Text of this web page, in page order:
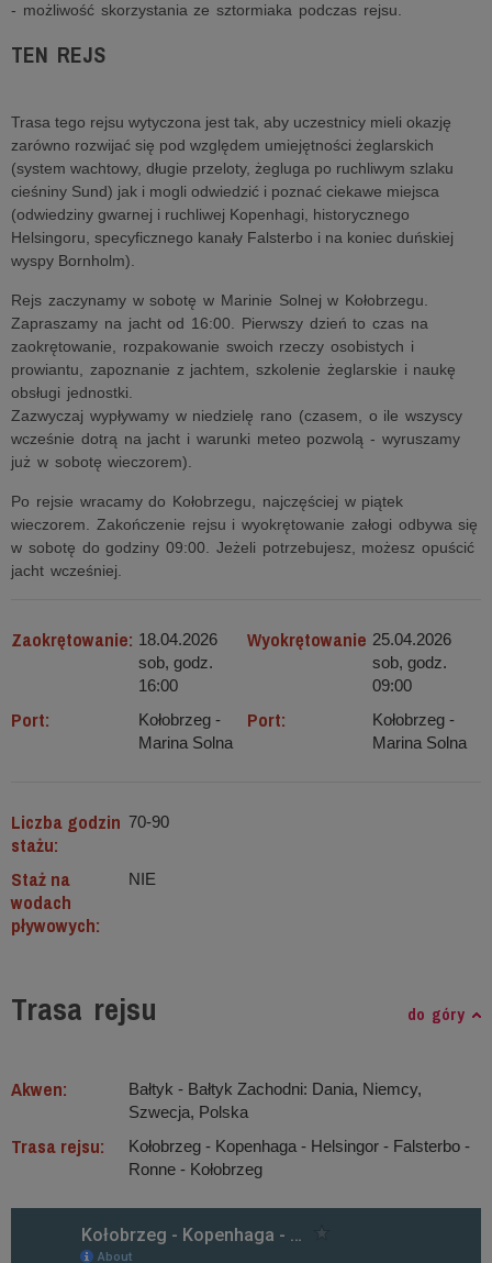
- możliwość skorzystania ze sztormiaka podczas rejsu.
TEN REJS
Trasa tego rejsu wytyczona jest tak, aby uczestnicy mieli okazję
zarówno rozwijać się pod względem umiejętności żeglarskich
(system wachtowy, długie przeloty, żegluga po ruchliwym szlaku
cieśniny Sund) jak i mogli odwiedzić i poznać ciekawe miejsca
(odwiedziny gwarnej i ruchliwej Kopenhagi, historycznego
Helsingoru, specyficznego kanały Falsterbo i na koniec duńskiej
wyspy Bornholm).
Rejs zaczynamy w sobotę w Marinie Solnej w Kołobrzegu.
Zapraszamy na jacht od 16:00. Pierwszy dzień to czas na
zaokrętowanie, rozpakowanie swoich rzeczy osobistych i
prowiantu, zapoznanie z jachtem, szkolenie żeglarskie i naukę
obsługi jednostki.
Zazwyczaj wypływamy w niedzielę rano (czasem, o ile wszyscy
wcześnie dotrą na jacht i warunki meteo pozwolą - wyruszamy
już w sobotę wieczorem).
Po rejsie wracamy do Kołobrzegu, najczęściej w piątek
wieczorem. Zakończenie rejsu i wyokrętowanie załogi odbywa się
w sobotę do godziny 09:00. Jeżeli potrzebujesz, możesz opuścić
jacht wcześniej.
Zaokrętowanie: 18.04.2026
sob, godz.
16:00
Wyokrętowanie 25.04.2026
sob, godz.
09:00
Port:
Kołobrzeg -
Marina Solna
Port:
Kołobrzeg -
Marina Solna
Liczba godzin
stażu:
70-90
Staż na
wodach
pływowych:
NIE
Trasa rejsu do góry
Akwen:
Bałtyk ‐ Bałtyk Zachodni: Dania, Niemcy,
Szwecja, Polska
Trasa rejsu:
Kołobrzeg - Kopenhaga - Helsingor - Falsterbo -
Ronne - Kołobrzeg